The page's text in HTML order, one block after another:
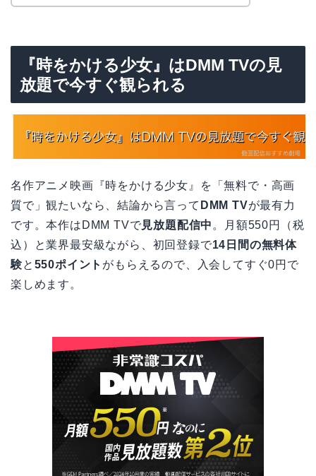
『時をかける少女』はDMM TVの見
放題で今すぐ観られる
名作アニメ映画『時をかける少女』を「無料で・高画
質で」観たいなら、結論から言って DMM TVが最有力
です。本作はDMM TVで見放題配信中 。月額550円（税
込）と業界最安級ながら、初回登録で14日間の無料体
験と 550ポイント がもらえるので、入会してすぐ0円で
楽しめます。